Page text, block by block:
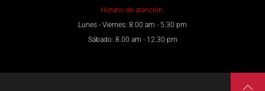
Horario de atención:
Lunes - Viernes: 8.00 am - 5.30 pm
Sábado: 8.00 am - 12.30 pm